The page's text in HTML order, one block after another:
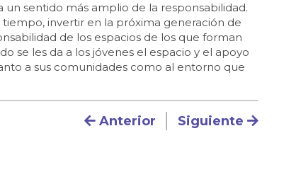
un sentido más amplio de la responsabilidad.
invertir en la próxima generación de
de los espacios de los que forman
se les da a los jóvenes el espacio y el apoyo
a sus comunidades como al entorno que
Navegación
Anterior Siguiente